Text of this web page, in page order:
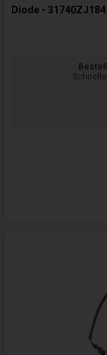
Diode -